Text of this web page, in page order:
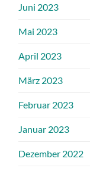
Juni 2023
Mai 2023
April 2023
März 2023
Februar 2023
Januar 2023
Dezember 2022